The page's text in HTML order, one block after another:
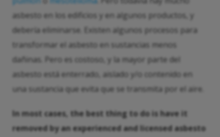
asbesto en los edificios y en algunos productos, y
debería eliminarse. Existen algunos procesos para
transformar el asbesto en sustancias menos
dañinas. Pero es costoso, y la mayor parte del
asbesto está enterrado, aislado y/o contenido en
una sustancia que evita que se transmita por el aire.
In most cases, the best thing to do is have it
removed by an experienced and licensed asbesto